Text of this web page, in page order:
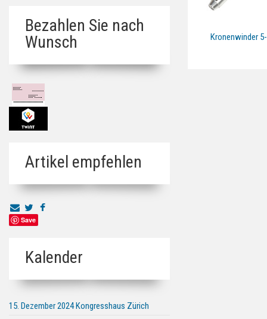
Bezahlen Sie nach
Wunsch
Artikel empfehlen
Save
Kalender
15. Dezember 2024 Kongresshaus Zürich
Kronenwinder